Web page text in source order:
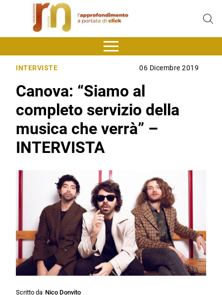
INTERVISTE 06 Dicembre 2019
Canova: “Siamo al
completo servizio della
musica che verrà” –
INTERVISTA
Scritto da Nico Donvito